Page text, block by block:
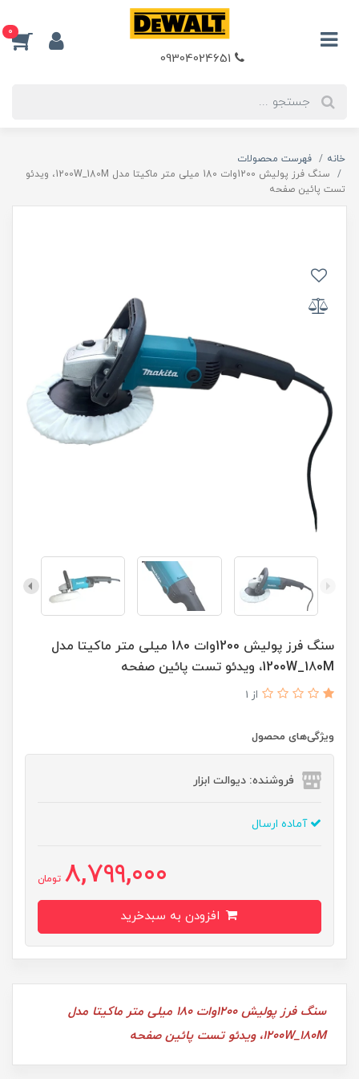
0
خانه
فهرست محصولات
سنگ فرز پولیش 1200وات 180 میلی متر ماکیتا مدل 1200W_180M، ویدئو
تست پائین صفحه
سنگ فرز پولیش 1200وات 180 میلی متر ماکیتا مدل
1200W_180M، ویدئو تست پائین صفحه
از 1
ویژگی‌های محصول
فروشنده: دیوالت ابزار
آماده ارسال
8,799,000 تومان
سنگ فرز پولیش 1200وات 180 میلی متر ماکیتا مدل
1200W_180M، ویدئو تست پائین صفحه